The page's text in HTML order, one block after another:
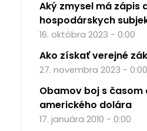
Aký zmysel má zápis
hospodárskych
16. októbra 2023 - 0:00
Ako získať verejné
27. novembra 2023 - 0:00
Obamov boj s časom
amerického dolára
17. januára 2010 - 0:00